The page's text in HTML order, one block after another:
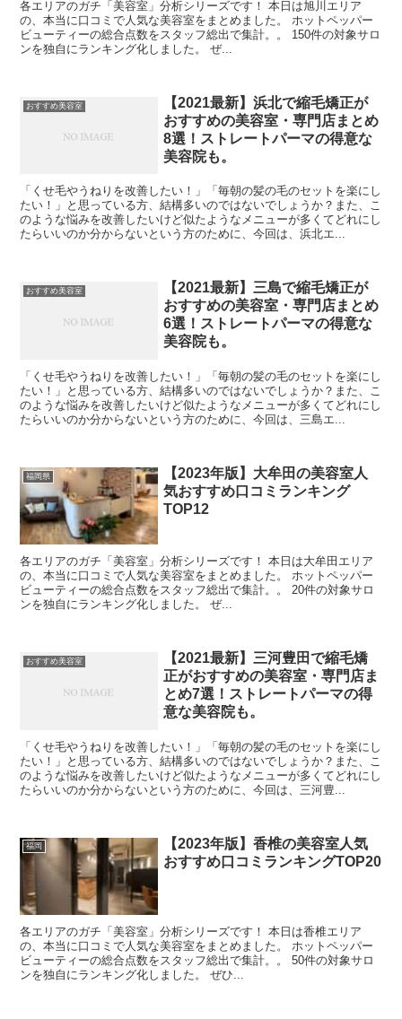
各エリアのガチ「美容室」分析シリーズです！ 本日は旭川エリア
の、本当に口コミで人気な美容室をまとめました。 ホットペッパー
ビューティーの総合点数をスタッフ総出で集計。。 150件の対象サロ
ンを独自にランキング化しました。 ぜ...
おすすめ美容室
【2021最新】浜北で縮毛矯正が
おすすめの美容室・専門店まとめ
8選！ストレートパーマの得意な
美容院も。
「くせ毛やうねりを改善したい！」「毎朝の髪の毛のセットを楽にし
たい！」と思っている方、結構多いのではないでしょうか？また、こ
のような悩みを改善したいけど似たようなメニューが多くてどれにし
たらいいのか分からないという方のために、今回は、浜北エ...
おすすめ美容室
【2021最新】三島で縮毛矯正が
おすすめの美容室・専門店まとめ
6選！ストレートパーマの得意な
美容院も。
「くせ毛やうねりを改善したい！」「毎朝の髪の毛のセットを楽にし
たい！」と思っている方、結構多いのではないでしょうか？また、こ
のような悩みを改善したいけど似たようなメニューが多くてどれにし
たらいいのか分からないという方のために、今回は、三島エ...
福岡県
【2023年版】大牟田の美容室人
気おすすめ口コミランキング
TOP12
各エリアのガチ「美容室」分析シリーズです！ 本日は大牟田エリア
の、本当に口コミで人気な美容室をまとめました。 ホットペッパー
ビューティーの総合点数をスタッフ総出で集計。。 20件の対象サロ
ンを独自にランキング化しました。 ぜ...
おすすめ美容室
【2021最新】三河豊田で縮毛矯
正がおすすめの美容室・専門店ま
とめ7選！ストレートパーマの得
意な美容院も。
「くせ毛やうねりを改善したい！」「毎朝の髪の毛のセットを楽にし
たい！」と思っている方、結構多いのではないでしょうか？また、こ
のような悩みを改善したいけど似たようなメニューが多くてどれにし
たらいいのか分からないという方のために、今回は、三河豊...
福岡
【2023年版】香椎の美容室人気
おすすめ口コミランキングTOP20
各エリアのガチ「美容室」分析シリーズです！ 本日は香椎エリア
の、本当に口コミで人気な美容室をまとめました。 ホットペッパー
ビューティーの総合点数をスタッフ総出で集計。。 50件の対象サロ
ンを独自にランキング化しました。 ぜひ...